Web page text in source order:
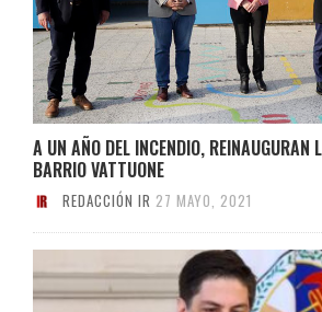
A UN AÑO DEL INCENDIO, REINAUGURAN
BARRIO VATTUONE
REDACCIÓN IR 27 MAYO, 2021